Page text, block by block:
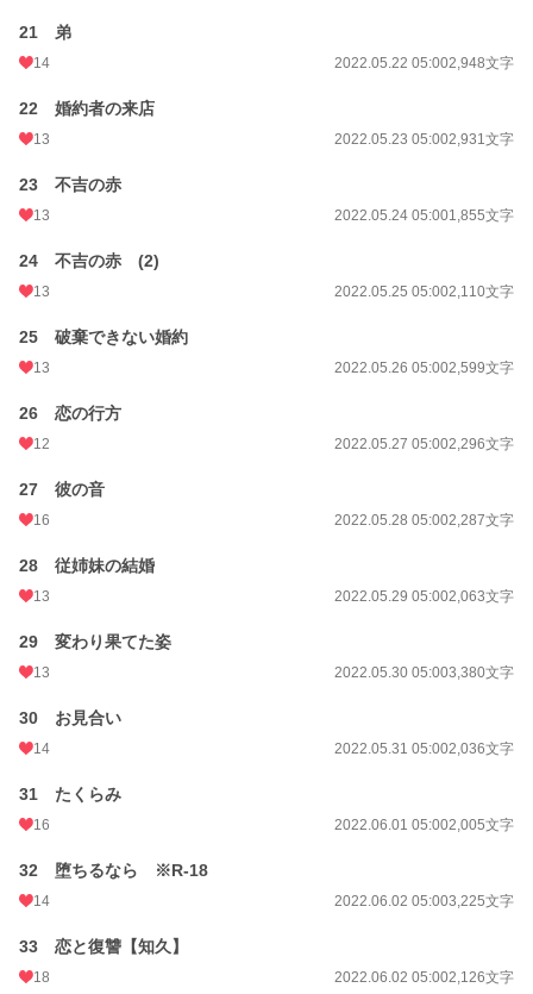
21 弟
14 2022.05.22 05:002,948文字
22 婚約者の来店
13 2022.05.23 05:002,931文字
23 不吉の赤
13 2022.05.24 05:001,855文字
24 不吉の赤 (2)
13 2022.05.25 05:002,110文字
25 破棄できない婚約
13 2022.05.26 05:002,599文字
26 恋の行方
12 2022.05.27 05:002,296文字
27 彼の音
16 2022.05.28 05:002,287文字
28 従姉妹の結婚
13 2022.05.29 05:002,063文字
29 変わり果てた姿
13 2022.05.30 05:003,380文字
30 お見合い
14 2022.05.31 05:002,036文字
31 たくらみ
16 2022.06.01 05:002,005文字
32 堕ちるなら ※R-18
14 2022.06.02 05:003,225文字
33 恋と復讐【知久】
18 2022.06.02 05:002,126文字